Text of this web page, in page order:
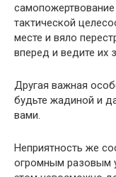
тактической
месте и вяло
вперед и ведите их
Другая важная
будьте жадиной и
вами.
Неприятность же
огромным разовым